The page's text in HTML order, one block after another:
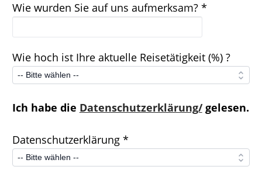
Wie wurden Sie auf uns aufmerksam? *
Wie hoch ist Ihre aktuelle Reisetätigkeit (%) ?
Ich habe die Datenschutzerklärung/gelesen.
Datenschutzerklärung *